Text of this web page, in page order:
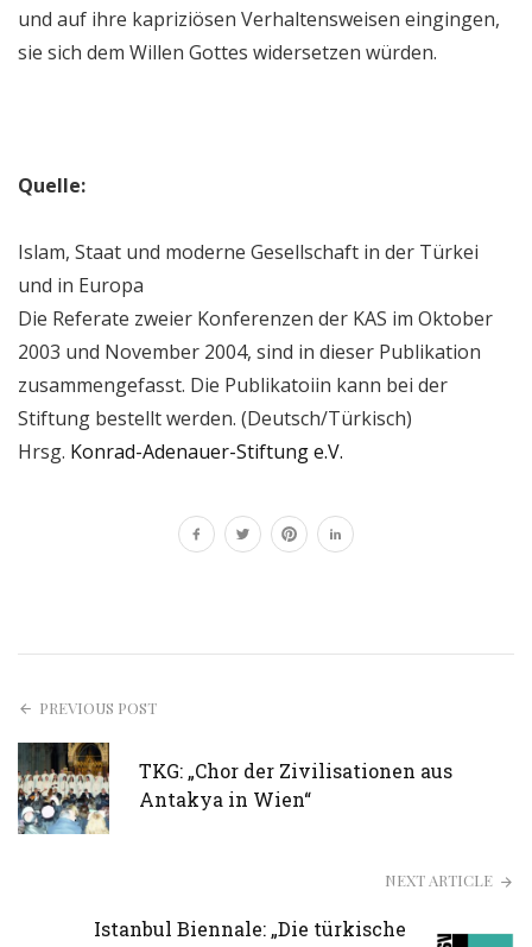
und auf ihre kapriziösen Verhaltensweisen eingingen,
sie sich dem Willen Gottes widersetzen würden.
Quelle:
Islam, Staat und moderne Gesellschaft in der Türkei
und in Europa
Die Referate zweier Konferenzen der KAS im Oktober
2003 und November 2004, sind in dieser Publikation
zusammengefasst. Die Publikatoiin kann bei der
Stiftung bestellt werden. (Deutsch/Türkisch)
Hrsg. Konrad-Adenauer-Stiftung e.V.
PREVIOUS POST
TKG: „Chor der Zivilisationen aus
Antakya in Wien“
NEXT ARTICLE
Istanbul Biennale: „Die türkische